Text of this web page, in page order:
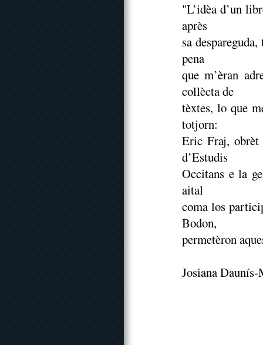
"L’idèa d’un
après
sa
pena
que m’èran
collècta de
tèxtes, lo que
totjorn:
Eric Fraj, obrèt
d’Estudis
Occitans e la
aital
coma los
Bodon,
permetèron
Josiana